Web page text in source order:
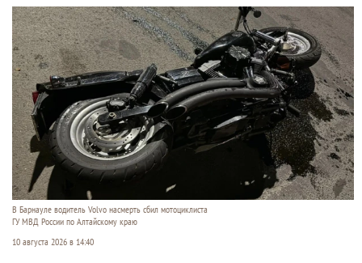
В Барнауле водитель Volvo насмерть сбил мотоциклиста
ГУ МВД России по Алтайскому краю
10 августа 2026 в 14:40